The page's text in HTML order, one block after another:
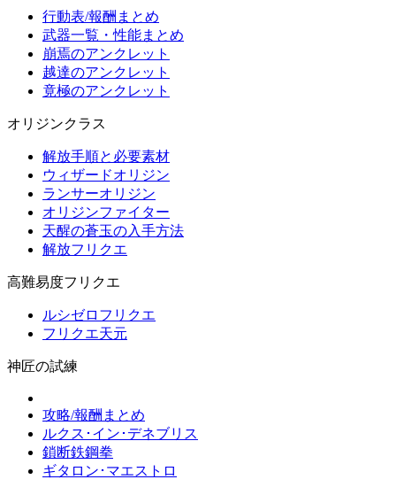
行動表/報酬まとめ
武器一覧・性能まとめ
崩焉のアンクレット
越達のアンクレット
竟極のアンクレット
オリジンクラス
解放手順と必要素材
ウィザードオリジン
ランサーオリジン
オリジンファイター
天醒の蒼玉の入手方法
解放フリクエ
高難易度フリクエ
ルシゼロフリクエ
フリクエ天元
神匠の試練
攻略/報酬まとめ
ルクス･イン･デネブリス
鎖断鉄鋼拳
ギタロン･マエストロ